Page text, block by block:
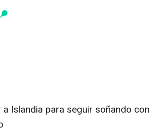
Islandia para seguir soñando con